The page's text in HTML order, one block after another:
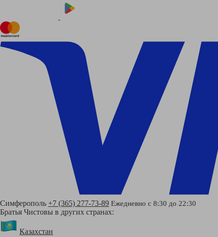
Симферополь +7 (365) 277-73-89 Ежедневно с 8:30 до 22:30
Братья Чистовы в других странах:
Казахстан